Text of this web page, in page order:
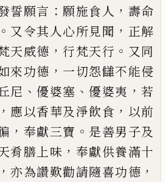
誓願言 ： 願施食人 ， 壽命
。 又令其人心所見聞 ， 正解
天威德 ， 行梵天行 。 又同
來功德 ， 一切怨讎不能侵
尼 、 優婆塞 、 優婆夷 ， 若
， 應以香華及淨飲食 ， 以前
， 奉獻三寶 。 是善男子及
肴膳上味 ， 奉獻供養滿十
， 亦為讚歎勸請隨喜功德 ，